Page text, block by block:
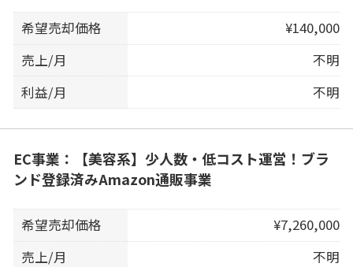
希望売却価格
¥140,000
売上/月
不明
利益/月
不明
EC事業：【美容系】少人数・低コスト運営！ブラ
ンド登録済みAmazon通販事業
希望売却価格
¥7,260,000
売上/月
不明